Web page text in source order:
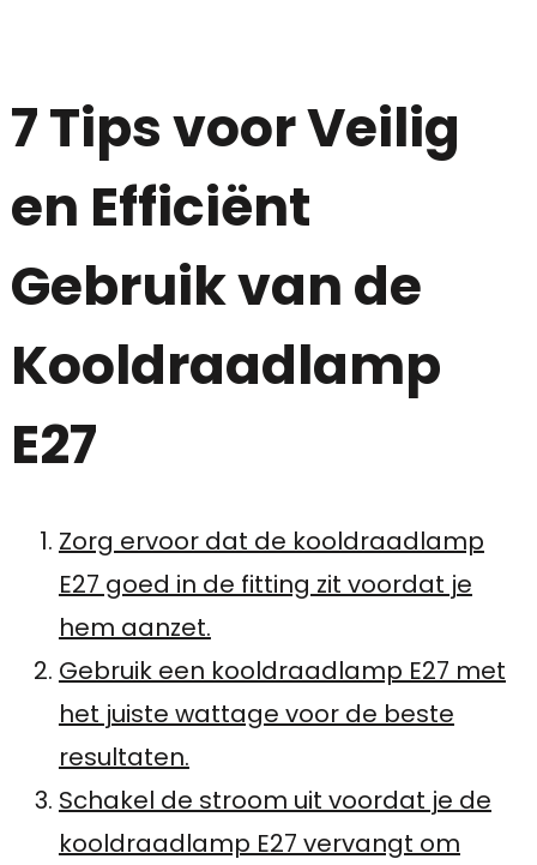
7 Tips voor Veilig
en Efficiënt
Gebruik van de
Kooldraadlamp
E27
Zorg ervoor dat de kooldraadlamp
E27 goed in de fitting zit voordat je
hem aanzet.
Gebruik een kooldraadlamp E27 met
het juiste wattage voor de beste
resultaten.
Schakel de stroom uit voordat je de
kooldraadlamp E27 vervangt om